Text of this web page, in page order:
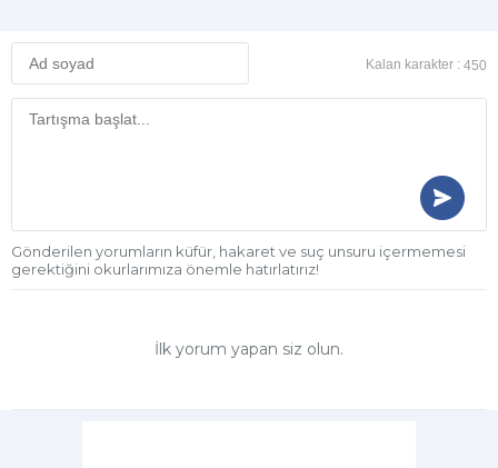
Kalan karakter : 450
Gönderilen yorumların küfür, hakaret ve suç unsuru içermemesi
gerektiğini okurlarımıza önemle hatırlatırız!
İlk yorum yapan siz olun.